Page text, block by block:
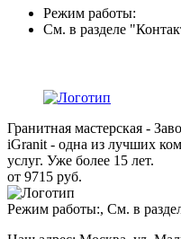
Режим работы:
См. в разделе
Гранитная мастерская -
iGranit - одна из лучших
услуг. Уже более 15 лет.
от 9715 руб.
Режим работы:, См. в